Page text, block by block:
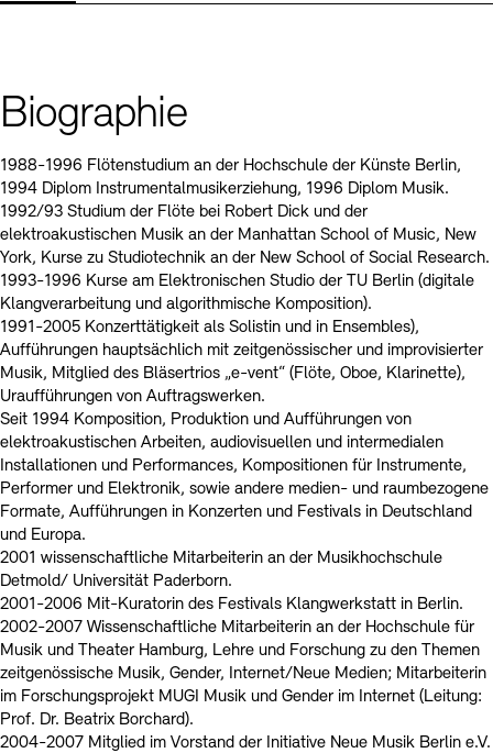
Nachhaltigkeit Kontakt
Kontakte Archivdatenbank OPAC
Biographie
1988-1996 Flötenstudium an der Hochschule der Künste Berlin,
1994 Diplom Instrumentalmusikerziehung, 1996 Diplom Musik.
1992/93 Studium der Flöte bei Robert Dick und der
elektroakustischen Musik an der Manhattan School of Music, New
York, Kurse zu Studiotechnik an der New School of Social Research.
1993-1996 Kurse am Elektronischen Studio der TU Berlin (digitale
Klangverarbeitung und algorithmische Komposition).
1991-2005 Konzerttätigkeit als Solistin und in Ensembles),
Aufführungen hauptsächlich mit zeitgenössischer und improvisierter
Musik, Mitglied des Bläsertrios „e-vent“ (Flöte, Oboe, Klarinette),
Uraufführungen von Auftragswerken.
Seit 1994 Komposition, Produktion und Aufführungen von
elektroakustischen Arbeiten, audiovisuellen und intermedialen
Installationen und Performances, Kompositionen für Instrumente,
Performer und Elektronik, sowie andere medien- und raumbezogene
Formate, Aufführungen in Konzerten und Festivals in Deutschland
und Europa.
2001 wissenschaftliche Mitarbeiterin an der Musikhochschule
Detmold/ Universität Paderborn.
2001-2006 Mit-Kuratorin des Festivals Klangwerkstatt in Berlin.
2002-2007 Wissenschaftliche Mitarbeiterin an der Hochschule für
Musik und Theater Hamburg, Lehre und Forschung zu den Themen
zeitgenössische Musik, Gender, Internet/Neue Medien; Mitarbeiterin
im Forschungsprojekt MUGI Musik und Gender im Internet (Leitung:
Prof. Dr. Beatrix Borchard).
2004-2007 Mitglied im Vorstand der Initiative Neue Musik Berlin e.V.